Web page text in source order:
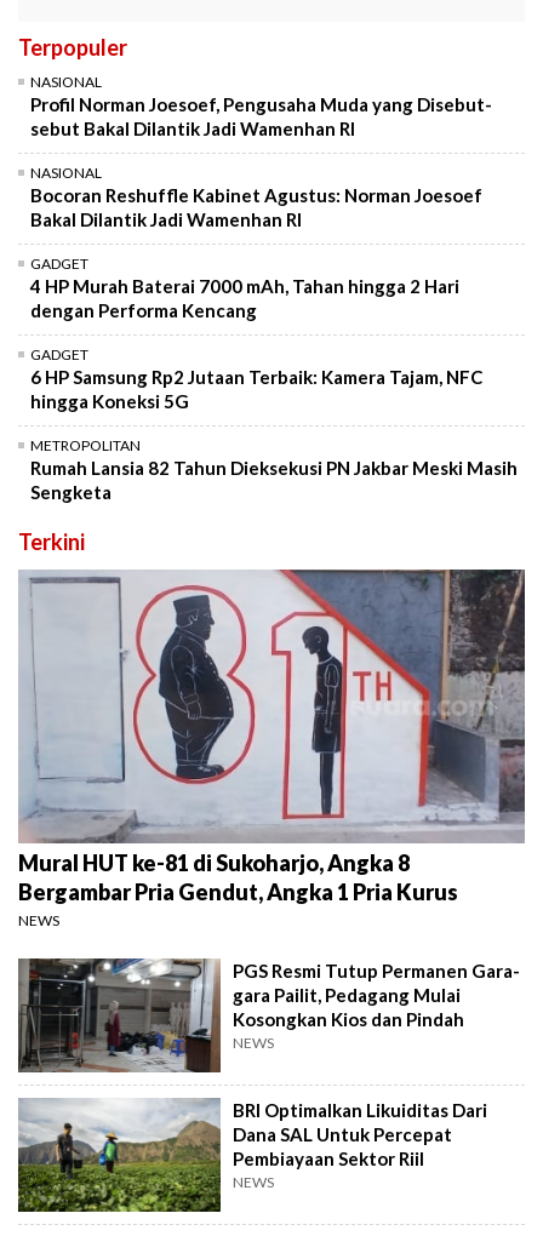
Terpopuler
NASIONAL
Profil Norman Joesoef, Pengusaha Muda yang Disebut-
sebut Bakal Dilantik Jadi Wamenhan RI
NASIONAL
Bocoran Reshuffle Kabinet Agustus: Norman Joesoef
Bakal Dilantik Jadi Wamenhan RI
GADGET
4 HP Murah Baterai 7000 mAh, Tahan hingga 2 Hari
dengan Performa Kencang
GADGET
6 HP Samsung Rp2 Jutaan Terbaik: Kamera Tajam, NFC
hingga Koneksi 5G
METROPOLITAN
Rumah Lansia 82 Tahun Dieksekusi PN Jakbar Meski Masih
Sengketa
Terkini
Mural HUT ke-81 di Sukoharjo, Angka 8
Bergambar Pria Gendut, Angka 1 Pria Kurus
NEWS
PGS Resmi Tutup Permanen Gara-
gara Pailit, Pedagang Mulai
Kosongkan Kios dan Pindah
NEWS
BRI Optimalkan Likuiditas Dari
Dana SAL Untuk Percepat
Pembiayaan Sektor Riil
NEWS